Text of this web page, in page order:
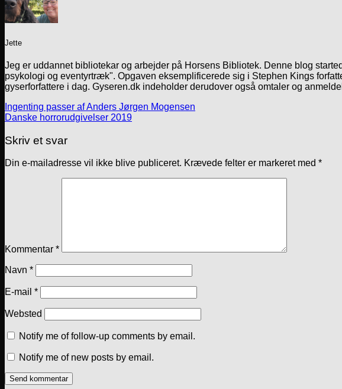
Jette
Jeg er uddannet bibliotekar og arbejder på Horsens Bibliotek. Denne blog
psykologi og eventyrtræk". Opgaven eksemplificerede sig i Stephen Kings
gyserforfattere i dag. Gyseren.dk indeholder derudover også omtaler og
Ingenting passer af Anders Jørgen Mogensen
Danske horrorudgivelser 2019
Skriv et svar
Din e-mailadresse vil ikke blive publiceret. Krævede felter er markeret med *
Kommentar *
Navn *
E-mail *
Websted
Notify me of follow-up comments by email.
Notify me of new posts by email.